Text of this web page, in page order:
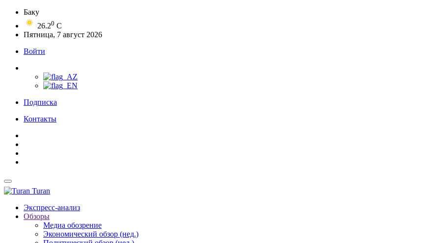
Баку
26.20 C
Пятница, 7 август 2026
Войти
Подписка
Контакты
Turan
Экспресс-анализ
Обзоры
Медиа обозрение
Экономический обзор (нед.)